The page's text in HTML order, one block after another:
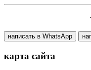
написать в WhatsApp
карта сайта